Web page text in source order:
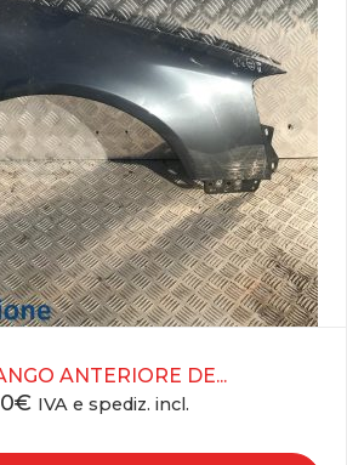
ANTERIORE DE...
€ IVA e spediz. incl.